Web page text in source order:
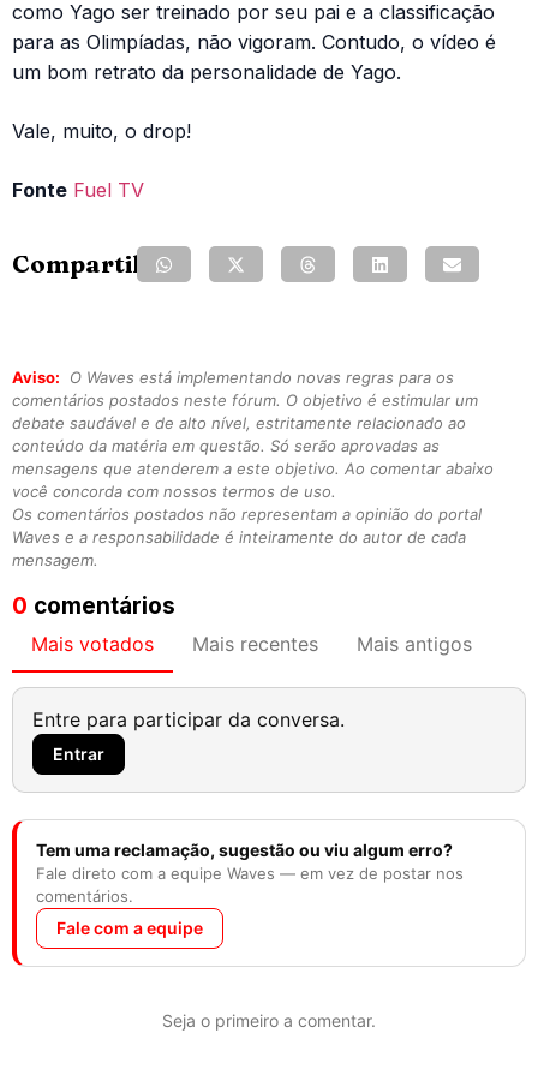
como Yago ser treinado por seu pai e a classificação
para as Olimpíadas, não vigoram. Contudo, o vídeo é
um bom retrato da personalidade de Yago.
Vale, muito, o drop!
Fonte Fuel TV
Compartilhe:
Aviso:
O Waves está implementando novas regras para os
comentários postados neste fórum. O objetivo é estimular um
debate saudável e de alto nível, estritamente relacionado ao
conteúdo da matéria em questão. Só serão aprovadas as
mensagens que atenderem a este objetivo. Ao comentar abaixo
você concorda com nossos termos de uso.
Os comentários postados não representam a opinião do portal
Waves e a responsabilidade é inteiramente do autor de cada
mensagem.
0 comentários
Mais votados Mais recentes Mais antigos
Entre para participar da conversa.
Entrar
Tem uma reclamação, sugestão ou viu algum erro?
Fale direto com a equipe Waves — em vez de postar nos
comentários.
Fale com a equipe
Seja o primeiro a comentar.